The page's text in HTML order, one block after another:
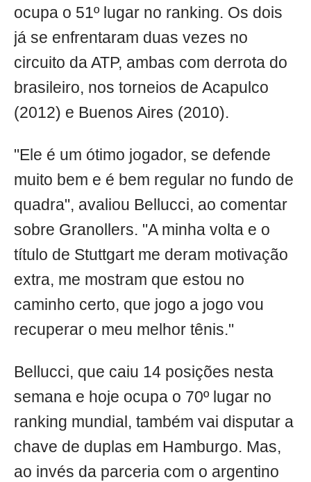
ocupa o 51º lugar no ranking. Os dois
já se enfrentaram duas vezes no
circuito da ATP, ambas com derrota do
brasileiro, nos torneios de Acapulco
(2012) e Buenos Aires (2010).
"Ele é um ótimo jogador, se defende
muito bem e é bem regular no fundo de
quadra", avaliou Bellucci, ao comentar
sobre Granollers. "A minha volta e o
título de Stuttgart me deram motivação
extra, me mostram que estou no
caminho certo, que jogo a jogo vou
recuperar o meu melhor tênis."
Bellucci, que caiu 14 posições nesta
semana e hoje ocupa o 70º lugar no
ranking mundial, também vai disputar a
chave de duplas em Hamburgo. Mas,
ao invés da parceria com o argentino